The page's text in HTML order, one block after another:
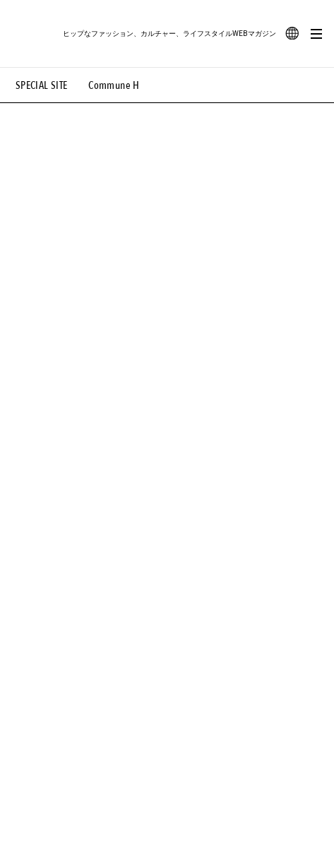
SPECIAL SITE Commune H
ヒップなファッション、カルチャー、ライフスタイルWEBマガジン
#路地裏てぃーん。 #MONTHLY JOURNAL
#MOVIE #LIFESTYLE #SNEAKER #OUTDOOR